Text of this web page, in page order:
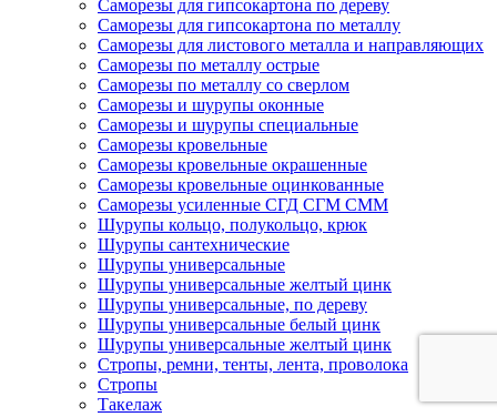
Саморезы для гипсокартона по дереву
Саморезы для гипсокартона по металлу
Саморезы для листового металла и направляющих
Саморезы по металлу острые
Саморезы по металлу со сверлом
Саморезы и шурупы оконные
Саморезы и шурупы специальные
Саморезы кровельные
Саморезы кровельные окрашенные
Саморезы кровельные оцинкованные
Саморезы усиленные СГД СГМ СММ
Шурупы кольцо, полукольцо, крюк
Шурупы сантехнические
Шурупы универсальные
Шурупы универсальные желтый цинк
Шурупы универсальные, по дереву
Шурупы универсальные белый цинк
Шурупы универсальные желтый цинк
Стропы, ремни, тенты, лента, проволока
Стропы
Такелаж